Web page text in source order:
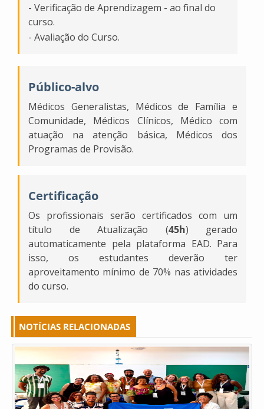
- Verificação de Aprendizagem - ao final do
curso.
- Avaliação do Curso.
Público-alvo
Médicos Generalistas, Médicos de Família e
Comunidade, Médicos Clínicos, Médico com
atuação na atenção básica, Médicos dos
Programas de Provisão.
Certificação
Os profissionais serão certificados com um
título de Atualização (45h) gerado
automaticamente pela plataforma EAD. Para
isso, os estudantes deverão ter
aproveitamento mínimo de 70% nas atividades
do curso.
NOTÍCIAS RELACIONADAS